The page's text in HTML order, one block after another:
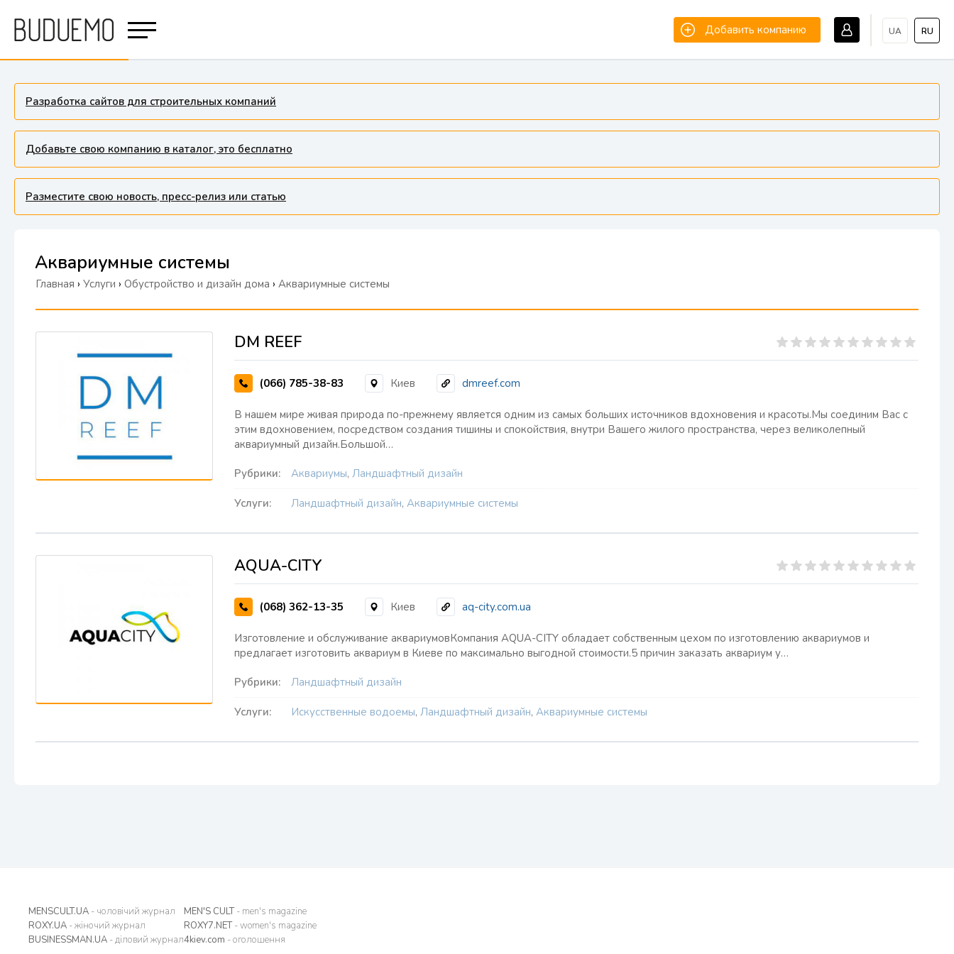
UA RU
Добавить компанию
Разработка сайтов для строительных компаний
Добавьте свою компанию в каталог, это бесплатно
Разместите свою новость, пресс-релиз или статью
Аквариумные системы
Главная › Услуги › Обустройство и дизайн дома › Аквариумные системы
DM REEF
(066) 785-38-83 Киев dmreef.com
В нашем мире живая природа по-прежнему является одним из самых больших источников вдохновения и красоты.Мы соединим Вас с
этим вдохновением, посредством создания тишины и спокойствия, внутри Вашего жилого пространства, через великолепный
аквариумный дизайн.Большой…
Рубрики: Аквариумы, Ландшафтный дизайн
Услуги: Ландшафтный дизайн, Аквариумные системы
AQUA-CITY
(068) 362-13-35 Киев aq-city.com.ua
Изготовление и обслуживание аквариумовКомпания AQUA-CITY обладает собственным цехом по изготовлению аквариумов и
предлагает изготовить аквариум в Киеве по максимально выгодной стоимости.5 причин заказать аквариум у…
Рубрики: Ландшафтный дизайн
Услуги: Искусственные водоемы, Ландшафтный дизайн, Аквариумные системы
MENSCULT.UA - чоловічий журнал
ROXY.UA - жіночий журнал
BUSINESSMAN.UA - діловий журнал
MEN'S CULT- men's magazine
ROXY7.NET- women's magazine
4kiev.com - оголошення